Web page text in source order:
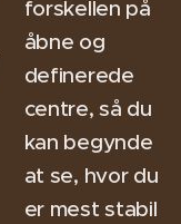
forskellen på
åbne og
definerede
centre, så du
kan begynde
at se, hvor du
er mest stabil